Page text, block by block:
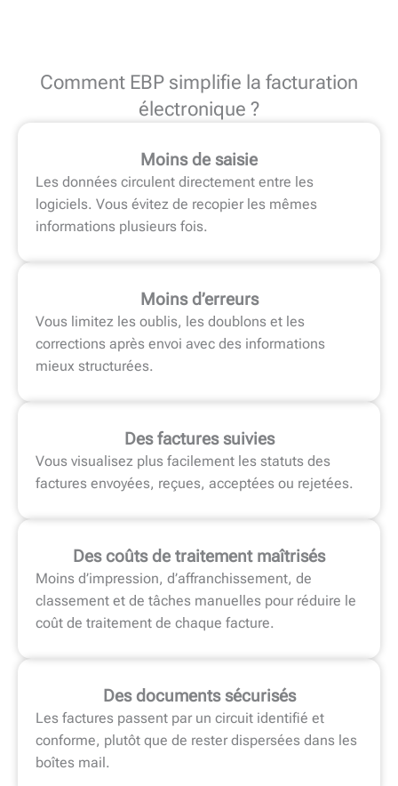
Comment EBP simplifie la facturation
électronique ?
Moins de saisie
Les données circulent directement entre les
logiciels. Vous évitez de recopier les mêmes
informations plusieurs fois.
Moins d’erreurs
Vous limitez les oublis, les doublons et les
corrections après envoi avec des informations
mieux structurées.
Des factures suivies
Vous visualisez plus facilement les statuts des
factures envoyées, reçues, acceptées ou rejetées.
Des coûts de traitement maîtrisés
Moins d’impression, d’affranchissement, de
classement et de tâches manuelles pour réduire le
coût de traitement de chaque facture.
Des documents sécurisés
Les factures passent par un circuit identifié et
conforme, plutôt que de rester dispersées dans les
boîtes mail.